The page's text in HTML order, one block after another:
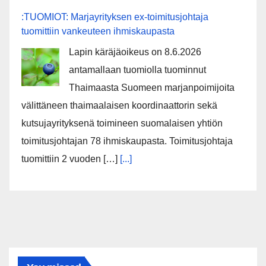
:TUOMIOT: Marjayrityksen ex-toimitusjohtaja
tuomittiin vankeuteen ihmiskaupasta
Lapin käräjäoikeus on 8.6.2026
antamallaan tuomiolla tuominnut
Thaimaasta Suomeen marjanpoimijoita
välittäneen thaimaalaisen koordinaattorin sekä
kutsujayrityksenä toimineen suomalaisen yhtiön
toimitusjohtajan 78 ihmiskaupasta. Toimitusjohtaja
tuomittiin 2 vuoden […] [...]